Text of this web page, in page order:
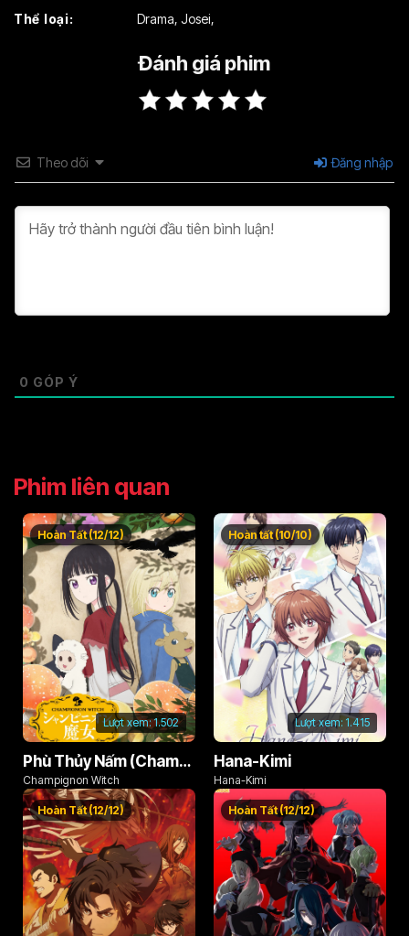
Thể loại:
Drama, Josei,
Đánh giá phim
Theo dõi Đăng nhập
0 GÓP Ý
Phim liên quan
Lượt xem:1.502
Hoàn Tất (12/12)
Phù Thủy Nấm (Champignon no Majo)
Champignon Witch
Lượt xem: 1.415
Hoàn tất (10/10)
Hana-Kimi
Hana-Kimi
Hoàn Tất (12/12) Hoàn Tất (12/12)